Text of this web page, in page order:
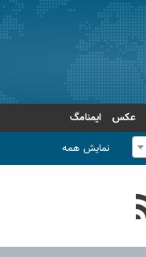
عکس
ایمنامگ
نمایش همه